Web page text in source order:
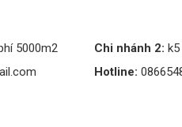
5000m2
Chi nhánh 2:
Hotline: